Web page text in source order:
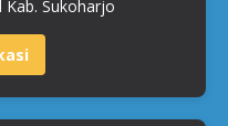
Kab. Sukoharjo